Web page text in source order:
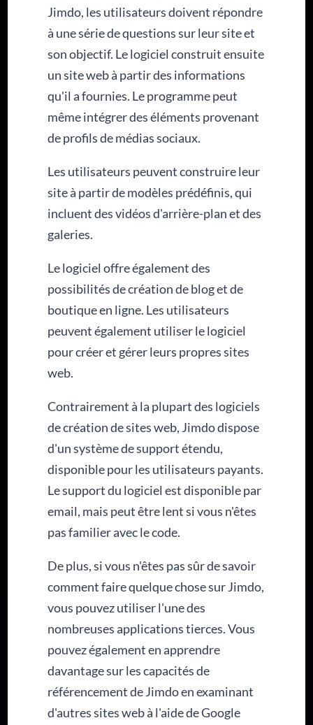
Jimdo, les utilisateurs doivent répondre
à une série de questions sur leur site et
son objectif. Le logiciel construit ensuite
un site web à partir des informations
qu'il a fournies. Le programme peut
même intégrer des éléments provenant
de profils de médias sociaux.
Les utilisateurs peuvent construire leur
site à partir de modèles prédéfinis, qui
incluent des vidéos d'arrière-plan et des
galeries.
Le logiciel offre également des
possibilités de création de blog et de
boutique en ligne. Les utilisateurs
peuvent également utiliser le logiciel
pour créer et gérer leurs propres sites
web.
Contrairement à la plupart des logiciels
de création de sites web, Jimdo dispose
d'un système de support étendu,
disponible pour les utilisateurs payants.
Le support du logiciel est disponible par
email, mais peut être lent si vous n'êtes
pas familier avec le code.
De plus, si vous n'êtes pas sûr de savoir
comment faire quelque chose sur Jimdo,
vous pouvez utiliser l'une des
nombreuses applications tierces. Vous
pouvez également en apprendre
davantage sur les capacités de
référencement de Jimdo en examinant
d'autres sites web à l'aide de Google